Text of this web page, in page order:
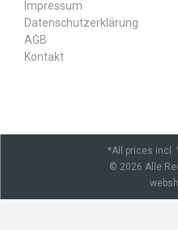
Impressum
Daten­schutz­erklärung
AGB
Kontakt
*All prices incl.
© 2026 Alle